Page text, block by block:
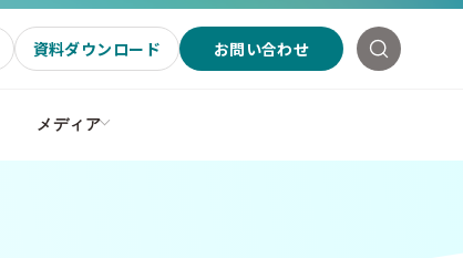
資料ダウンロード お問い合わせ
メディア